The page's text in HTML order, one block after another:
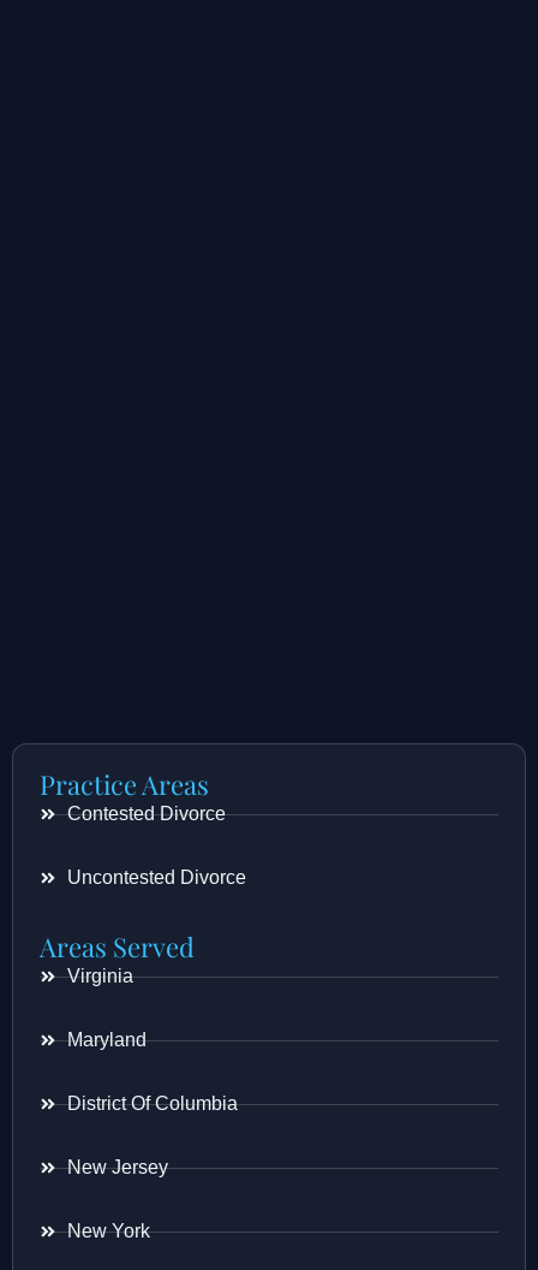
Practice Areas
Contested Divorce
Uncontested Divorce
Areas Served
Virginia
Maryland
District Of Columbia
New Jersey
New York